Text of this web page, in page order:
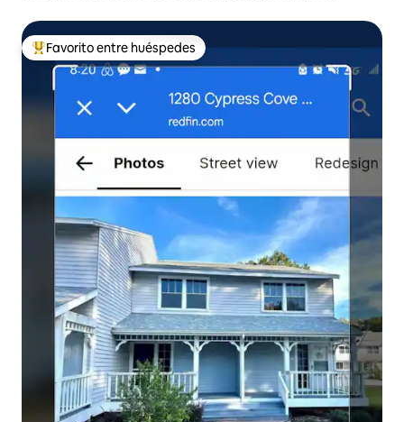
Favorito entre huéspedes preferido
Favorito entre huéspedes